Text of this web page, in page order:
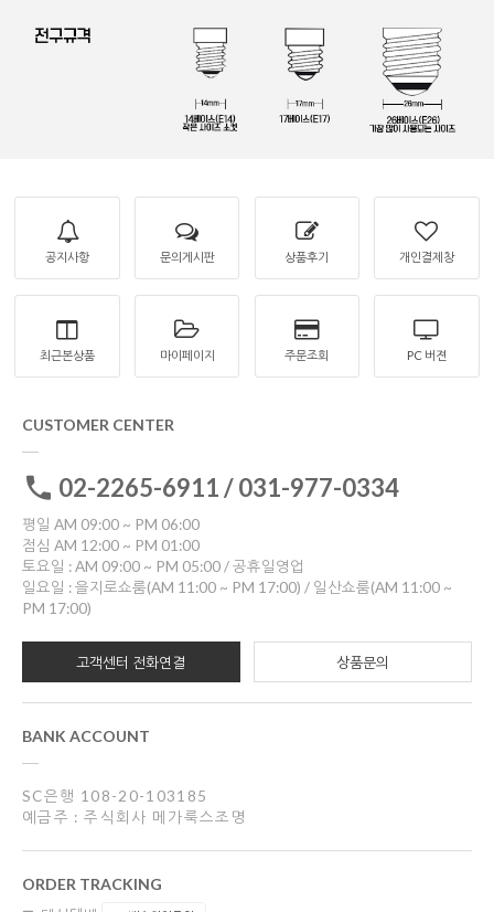
공지사항 문의게시판 상품후기 개인결제창
최근본상품 마이페이지 주문조회 PC 버젼
CUSTOMER CENTER
02-2265-6911 / 031-977-0334
평일 AM 09:00 ~ PM 06:00
점심 AM 12:00 ~ PM 01:00
토요일 : AM 09:00 ~ PM 05:00 / 공휴일영업
일요일 : 을지로쇼룸(AM 11:00 ~ PM 17:00) / 일산쇼룸(AM 11:00 ~
PM 17:00)
고객센터 전화연결 상품문의
BANK ACCOUNT
SC은행 108-20-103185
예금주 : 주식회사 메가룩스조명
ORDER TRACKING